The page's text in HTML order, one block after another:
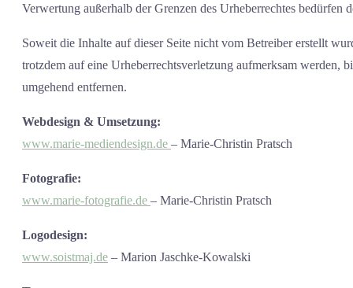
Verwertung außerhalb der Grenzen des Urheberrechtes
Soweit die Inhalte auf dieser Seite nicht vom Betreiber erstellt
trotzdem auf eine Urheberrechtsverletzung aufmerksam werden,
umgehend entfernen.
Webdesign & Umsetzung:
www.marie-mediendesign.de – Marie-Christin Pratsch
Fotografie:
www.marie-fotografie.de – Marie-Christin Pratsch
Logodesign:
www.soistmaj.de – Marion Jaschke-Kowalski